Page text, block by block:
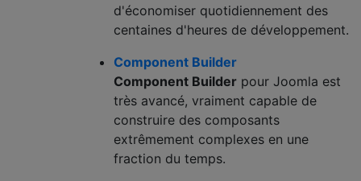
d'économiser quotidiennement des
centaines d'heures de développement.
Component Builder
Component Builder pour Joomla est
très avancé, vraiment capable de
construire des composants
extrêmement complexes en une
fraction du temps.